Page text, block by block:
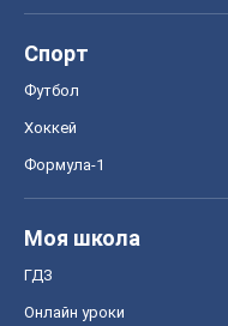
Спорт
Футбол
Хоккей
Формула-1
Моя школа
ГДЗ
Онлайн уроки